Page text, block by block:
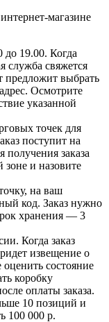
магазине
до 19.00. Когда
служба свяжется
предложит выбрать
Осмотрите
указанной
точек для
поступит на
получения заказа
зоне и назовите
на ваш
код. Заказ нужно
хранения — 3
Когда заказ
извещение о
состояние
коробку
оплаты заказа.
10 позиций и
100 000 р.